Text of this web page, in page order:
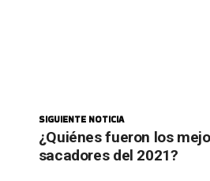
SIGUIENTE NOTICIA
¿Quiénes fueron los
sacadores del 2021?